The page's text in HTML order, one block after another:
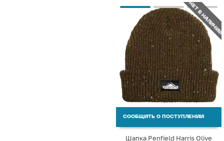
НЕТ В НАЛИЧИИ
СООБЩИТЬ О ПОСТУПЛЕНИИ
Шапка Penfield Harris Olive